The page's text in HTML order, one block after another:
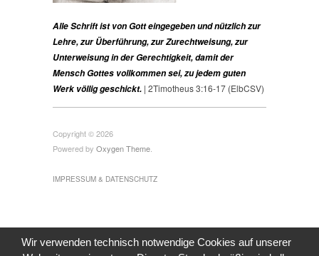
Alle Schrift ist von Gott eingegeben und nützlich zur
Lehre, zur Überführung, zur Zurechtweisung, zur
Unterweisung in der Gerechtigkeit, damit der
Mensch Gottes vollkommen sei, zu jedem guten
Werk völlig geschickt. | 2Timotheus 3:16-17 (ElbCSV)
Copyright © 2026
Powered by Oxygen Theme
IMPRESSUM & DATENSCHUTZ
Wir verwenden technisch notwendige Cookies auf unserer